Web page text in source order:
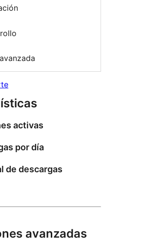
activas
por día
de descargas
avanzadas